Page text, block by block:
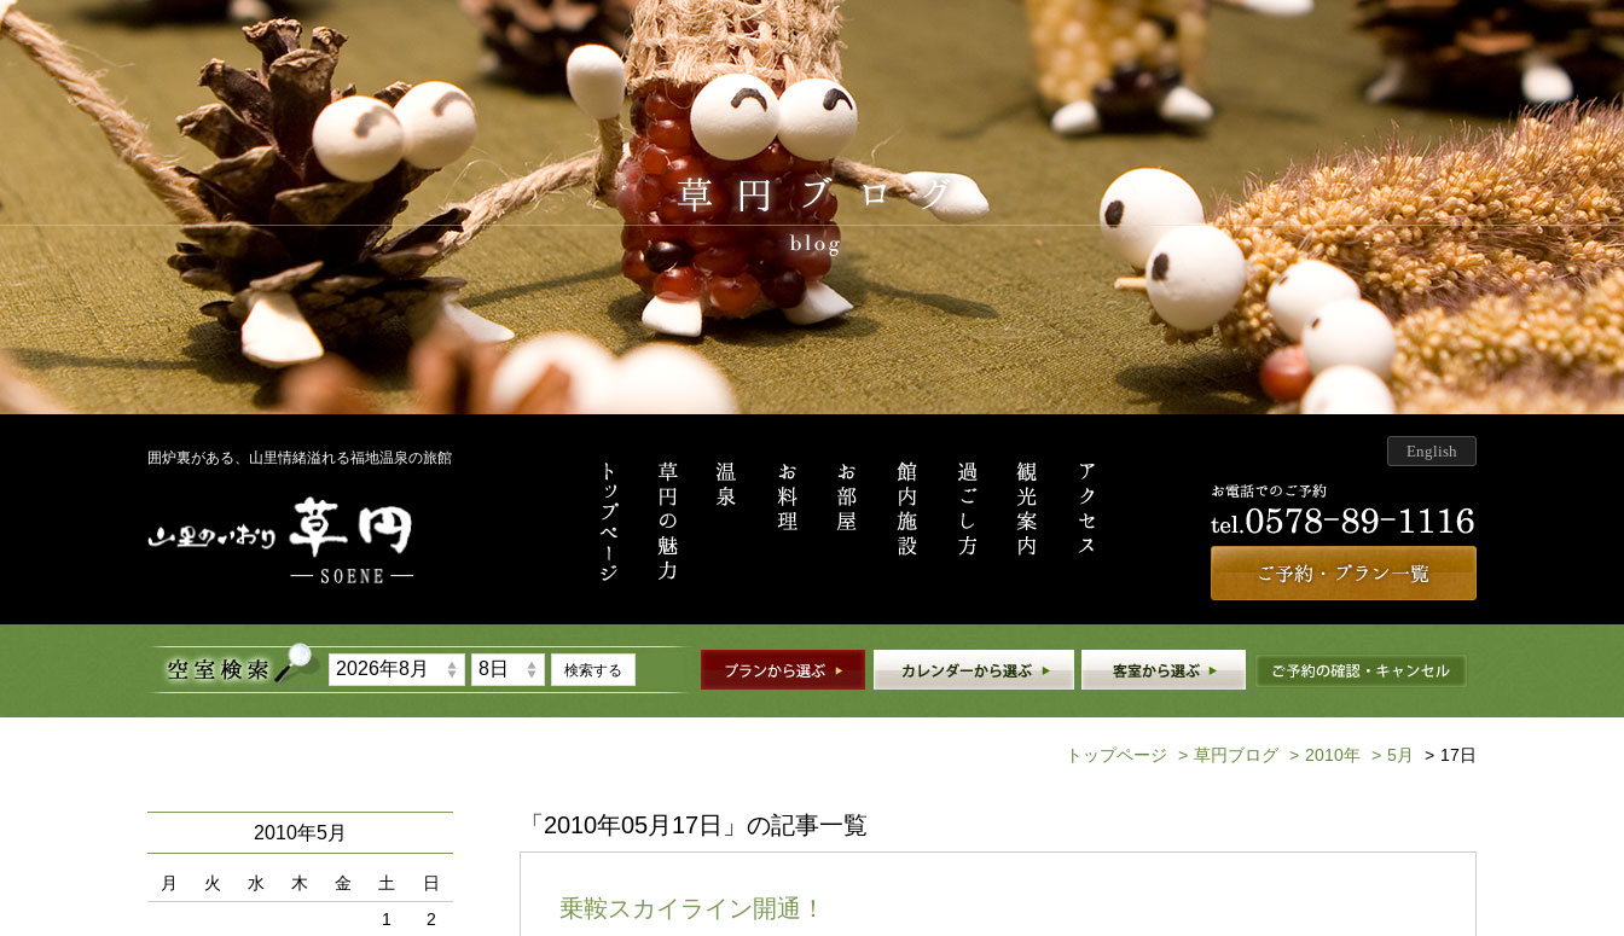
囲炉裏がある、山里情緒溢れる福地温泉の旅館 English
検索する
トップページ > 草円ブログ > 2010年 > 5月 > 17日
「2010年05月17日」の記事一覧
乗鞍スカイライン開通！
2010年5月
月 火 水 木 金 土 日
1
2